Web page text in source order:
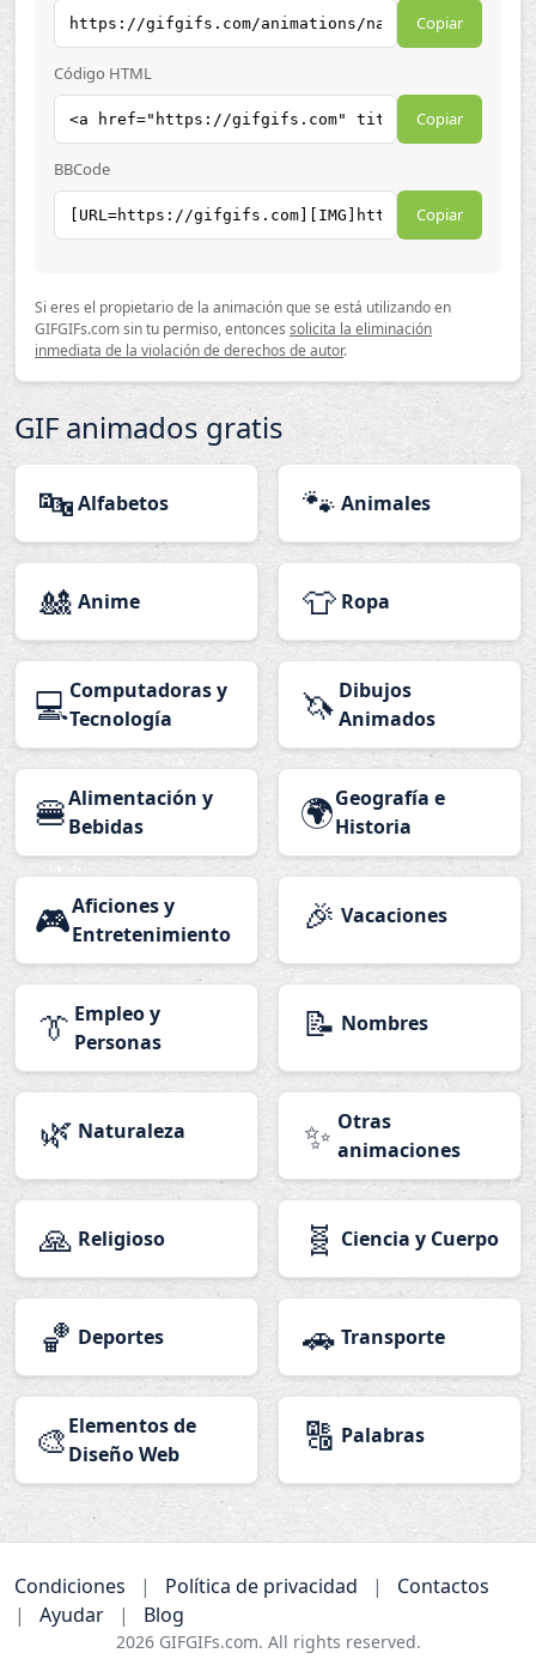
Copiar
Código HTML
Copiar
BBCode
Copiar
Si eres el propietario de la animación que se está utilizando en
GIFGIFs.com sin tu permiso, entonces solicita la eliminación
inmediata de la violación de derechos de autor.
GIF animados gratis
🔤Alfabetos 🐾 Animales
🎎 Anime 👕 Ropa
💻Computadoras y
Tecnología
🦄 Dibujos
Animados
🍔Alimentación y
Bebidas
🌍Geografía e
Historia
🎮Aficiones y
Entretenimiento
🎉 Vacaciones
👔 Empleo y
Personas
📝 Nombres
🌿 Naturaleza ✨ Otras
animaciones
🙏 Religioso 🧬 Ciencia y Cuerpo
🏀 Deportes 🚗 Transporte
🎨Elementos de
Diseño Web
🔠 Palabras
Condiciones | Política de privacidad |
Contactos
|
Ayudar | Blog
2026GIFGIFs.com. All rights reserved.